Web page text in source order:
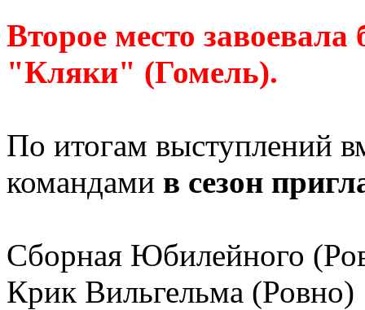
Второе место завоевала
"Кляки" (Гомель).
По итогам выступлений
командами в сезон
Сборная Юбилейного
Крик Вильгельма (Ровно)